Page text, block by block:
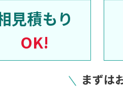
見積もり
OK!
まずは